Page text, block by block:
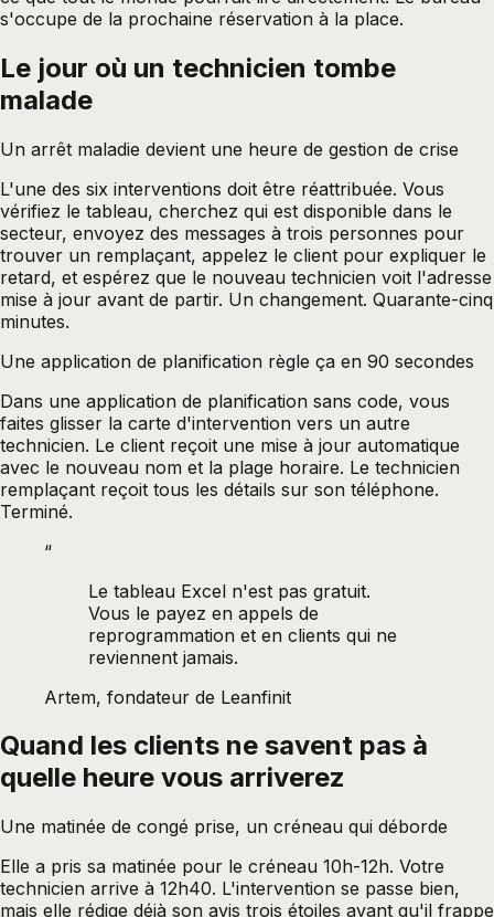
s'occupe de la prochaine réservation à la place.
Le jour où un technicien tombe
malade
Un arrêt maladie devient une heure de gestion de crise
L'une des six interventions doit être réattribuée. Vous
vérifiez le tableau, cherchez qui est disponible dans le
secteur, envoyez des messages à trois personnes pour
trouver un remplaçant, appelez le client pour expliquer le
retard, et espérez que le nouveau technicien voit l'adresse
mise à jour avant de partir. Un changement. Quarante-cinq
minutes.
Une application de planification règle ça en 90 secondes
Dans une application de planification sans code, vous
faites glisser la carte d'intervention vers un autre
technicien. Le client reçoit une mise à jour automatique
avec le nouveau nom et la plage horaire. Le technicien
remplaçant reçoit tous les détails sur son téléphone.
Terminé.
“
Le tableau Excel n'est pas gratuit.
Vous le payez en appels de
reprogrammation et en clients qui ne
reviennent jamais.
Artem, fondateur de Leanfinit
Quand les clients ne savent pas à
quelle heure vous arriverez
Une matinée de congé prise, un créneau qui déborde
Elle a pris sa matinée pour le créneau 10h-12h. Votre
technicien arrive à 12h40. L'intervention se passe bien,
mais elle rédige déjà son avis trois étoiles avant qu'il frappe